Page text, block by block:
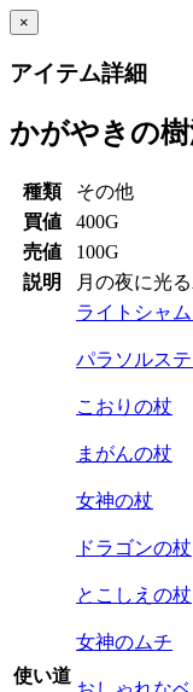
×
アイテム詳細
かがやきの
種類
その他
買値
400G
売値
100G
説明
月の夜に光
使い道
ライトシャ
パラソルス
こおりの杖
まがんの杖
女神の杖
ドラゴンの杖
とこしえの杖
女神のムチ